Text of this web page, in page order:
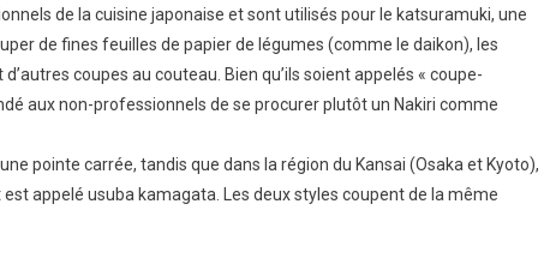
de la cuisine japonaise et sont utilisés pour le katsuramuki, une
de fines feuilles de papier de légumes (comme le daikon), les
coupes au couteau. Bien qu’ils soient appelés « coupe-
aux non-professionnels de se procurer plutôt un Nakiri comme
pointe carrée, tandis que dans la région du Kansai (Osaka et Kyoto),
appelé usuba kamagata. Les deux styles coupent de la même